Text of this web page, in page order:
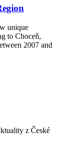
unique
to Choceň,
2007 and
z České